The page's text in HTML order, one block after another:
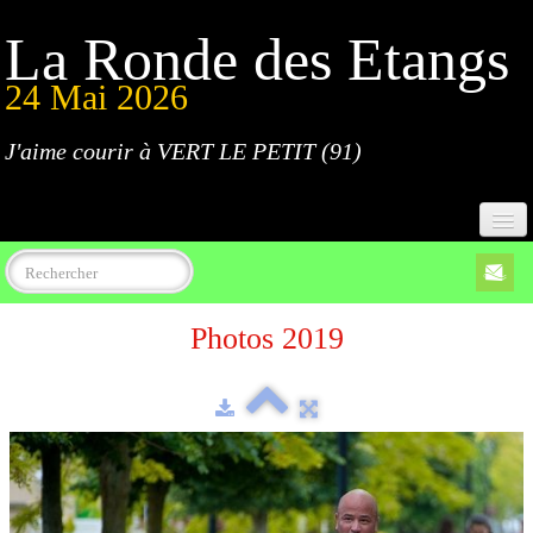
La Ronde des Etangs
24 Mai 2026
J'aime courir à VERT LE PETIT (91)
Accueil
Règlement
Parcours
Photos 2019